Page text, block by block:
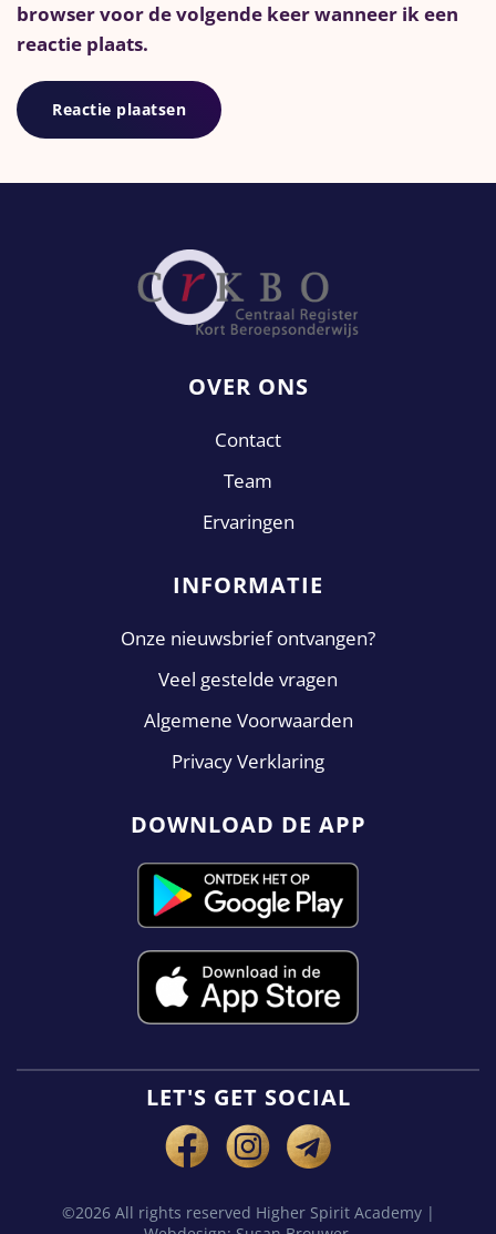
browser voor de volgende keer wanneer ik een
reactie plaats.
Reactie plaatsen
OVER ONS
Contact
Team
Ervaringen
INFORMATIE
Onze nieuwsbrief ontvangen?
Veel gestelde vragen
Algemene Voorwaarden
Privacy Verklaring
DOWNLOAD DE APP
LET'S GET SOCIAL
©2026 All rights reserved Higher Spirit Academy |